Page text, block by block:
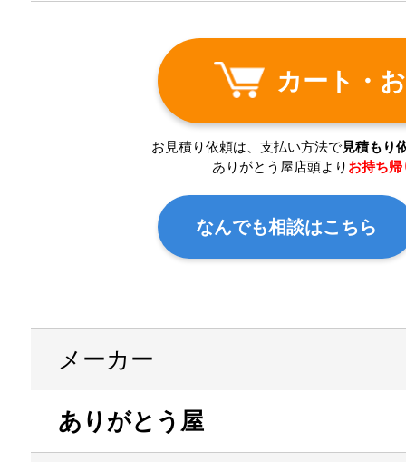
カート・
お見積り依頼は、支払い方法で見積もり
ありがとう屋店頭より お持ち帰
なんでも相談はこちら
メーカー
ありがとう屋